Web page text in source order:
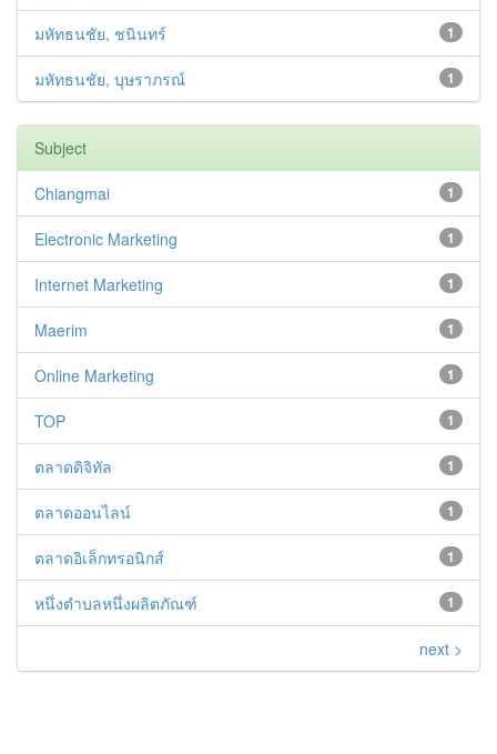
1
มหัทธนชัย, ชนินทร์
1
มหัทธนชัย, บุษราภรณ์
Subject
1
Chiangmai
1
Electronic Marketing
1
Internet Marketing
1
Maerim
1
Online Marketing
1
TOP
1
ตลาดดิจิทัล
1
ตลาดออนไลน์
1
ตลาดอิเล็กทรอนิกส์
1
หนึ่งตำบลหนึ่งผลิตภัณฑ์
next >